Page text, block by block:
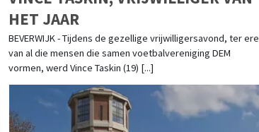
HET JAAR
BEVERWIJK - Tijdens de gezellige vrijwilligersavond, ter ere
van al die mensen die samen voetbalvereniging DEM
vormen, werd Vince Taskin (19) [...]